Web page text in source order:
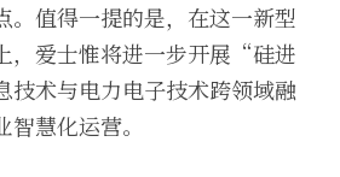
。值得一提的是，在这一新型
，爱士惟将进一步开展“硅进
术与电力电子技术跨领域融
慧化运营。